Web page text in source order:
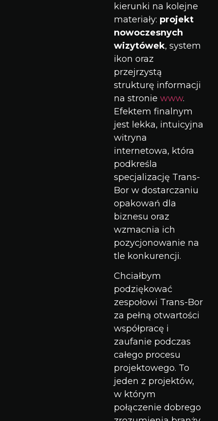
kierunki na kolejne
materiały: projekt
nowoczesnych
wizytówek, system
ikon oraz
przejrzystą
strukturę informacji
na stronie www.
Efektem finalnym
jest lekka, intuicyjna
witryna
internetowa, która
podkreśla
specjalizację Trans-
Bor w dostarczaniu
opakowań dla
biznesu oraz
wzmacnia ich
pozycjonowanie na
tle konkurencji.
Chciałbym
podziękować
zespołowi Trans-Bor
za pełną otwartości
współpracę i
zaufanie podczas
całego procesu
projektowego. To
jeden z projektów,
w którym
połączenie dobrego